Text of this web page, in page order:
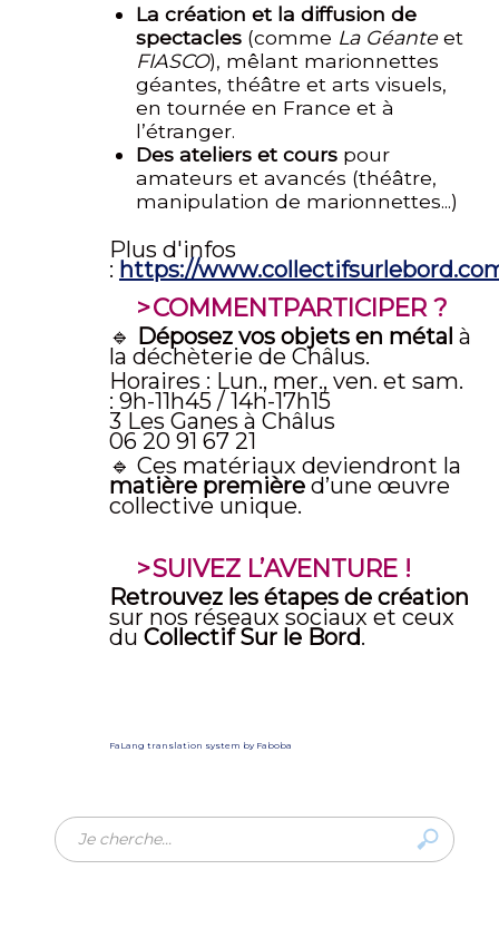
La création et la diffusion de
spectacles (comme La Géante et
FIASCO), mêlant marionnettes
géantes, théâtre et arts visuels,
en tournée en France et à
l’étranger.
Des ateliers et cours pour
amateurs et avancés (théâtre,
manipulation de marionnettes...)
Plus d'infos
: https://
COMMENTPARTICIPER ?
🔹 Déposez vos objets en métal à
la déchèterie de Châlus.
Horaires : Lun., mer., ven. et sam.
: 9h-11h45 / 14h-17h15
3 Les Ganes à Châlus
06 20 91 67 21
🔹 Ces matériaux deviendront la
matière première d’une œuvre
collective unique.
SUIVEZ L’AVENTURE !
Retrouvez les étapes de création
sur nos réseaux sociaux et ceux
du Collectif Sur le Bord.
FaLang translation system by Faboba
Rechercher